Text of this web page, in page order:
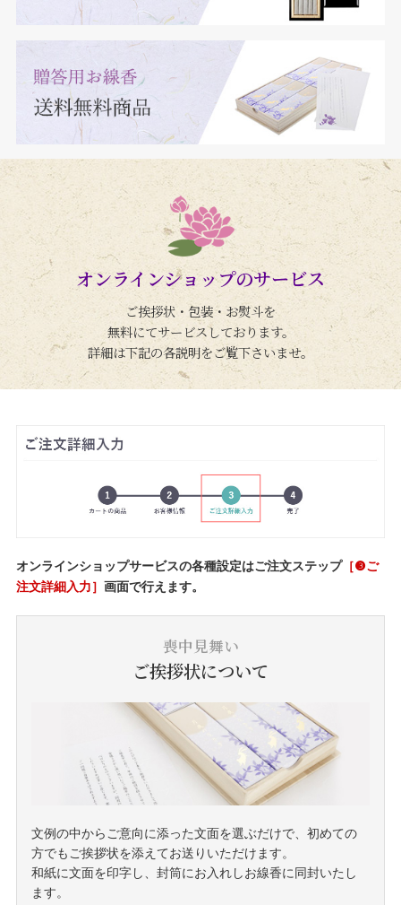
オンラインショップのサービス
ご挨拶状・包装・お熨斗を
無料にてサービスしております。
詳細は下記の各説明をご覧下さいませ。
オンラインショップサービスの各種設定はご注文ステップ［❸ご
注文詳細入力］ 画面で行えます。
喪中見舞い
ご挨拶状について
文例の中からご意向に添った文面を選ぶだけで、初めての
方でもご挨拶状を添えてお送りいただけます。
和紙に文面を印字し、封筒にお入れしお線香に同封いたし
ます。